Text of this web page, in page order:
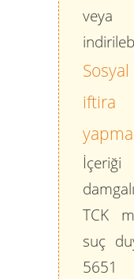
veya
İçeriği
TCK
suç
5651